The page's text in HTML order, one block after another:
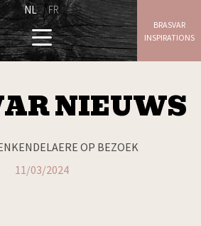
NL FR
BRASVAR
INSPIRATIONS
NIEUWS
OP BEZOEK
11/03/2024